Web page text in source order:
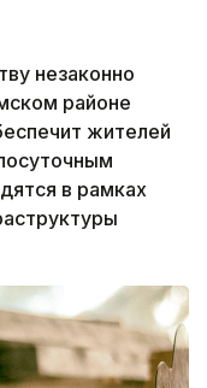
незаконно
районе
жителей
в рамках